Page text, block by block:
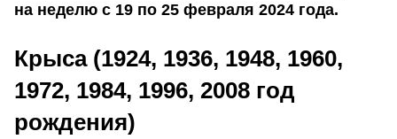
на неделю с 19 по 25 февраля 2024 года.
Крыса (1924, 1936, 1948, 1960,
1972, 1984, 1996, 2008 год
рождения)